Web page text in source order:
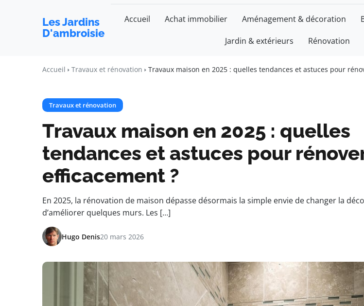
Les Jardins
D'ambroisie
Accueil Achat immobilier Aménagement & décoration
Jardin & extérieurs Rénovation
Accueil Travaux et rénovation Travaux maison en 2025 : quelles tendances et astuces pour
Travaux et rénovation
Travaux maison en 2025 : quelles
tendances et astuces pour
efficacement ?
En 2025, la rénovation de maison dépasse désormais la simple envie de changer la
d’améliorer quelques murs. Les […]
Hugo Denis20 mars 2026